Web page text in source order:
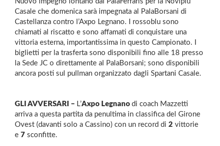
Casale che domenica sarà impegnata al PalaBorsani di
Castellanza contro l’Axpo Legnano. I rossoblu sono
chiamati al riscatto e sono affamati di conquistare una
vittoria esterna, importantissima in questo Campionato. I
biglietti per la trasferta sono disponibili fino alle 18 presso
la Sede JC o direttamente al PalaBorsani; sono disponibili
ancora posti sul pullman organizzato dagli Spartani Casale.
GLI AVVERSARI – L’Axpo Legnano di coach Mazzetti
arriva a questa partita da penultima in classifica del Girone
Ovest (davanti solo a Cassino) con un record di 2 vittorie
e 7 sconfitte.